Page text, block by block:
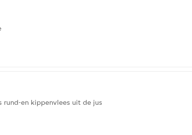
en kippenvlees uit de jus